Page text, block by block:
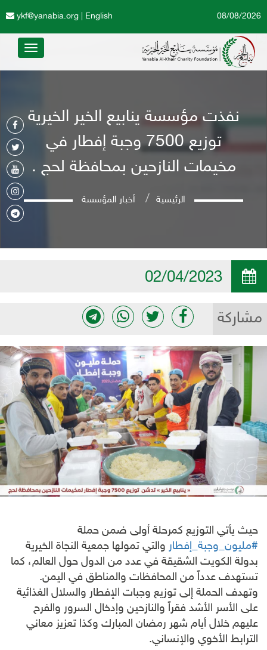
English
ykf@yanabia.org 08/08/2026
Toggle
نفذت مؤسسة ينابيع الخير الخيرية
توزيع 7500 وجبة إفطار في
مخيمات النازحين بمحافظة لحج .
الرئيسية أخبار المؤسسة
مشاركة
حيث يأتي التوزيع كمرحلة أولى ضمن حملة
#مليون_وجبة_إفطار والتي تمولها جمعية النجاة الخيرية
بدولة الكويت الشقيقة في عدد من الدول حول العالم، كما
تستهدف عدداً من المحافظات والمناطق في اليمن.
وتهدف الحملة إلى توزيع وجبات الإفطار والسلال الغذائية
على الأسر الأشد فقراً والنازحين وإدخال السرور والفرح
عليهم خلال أيام شهر رمضان المبارك وكذا تعزيز معاني
الترابط الأخوي والإنساني.